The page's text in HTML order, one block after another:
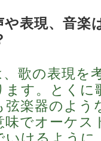
表現、音楽
歌の表現を
ます。とくに
楽器のよう
味でオーケス